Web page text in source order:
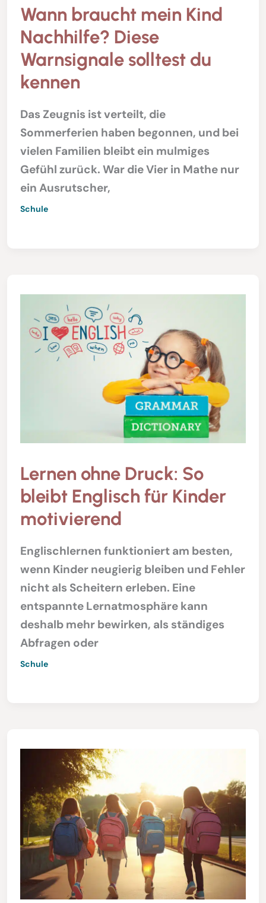
Wann braucht mein Kind
Nachhilfe? Diese
Warnsignale solltest du
kennen
Das Zeugnis ist verteilt, die
Sommerferien haben begonnen, und bei
vielen Familien bleibt ein mulmiges
Gefühl zurück. War die Vier in Mathe nur
ein Ausrutscher,
Schule
Lernen ohne Druck: So
bleibt Englisch für Kinder
motivierend
Englischlernen funktioniert am besten,
wenn Kinder neugierig bleiben und Fehler
nicht als Scheitern erleben. Eine
entspannte Lernatmosphäre kann
deshalb mehr bewirken, als ständiges
Abfragen oder
Schule